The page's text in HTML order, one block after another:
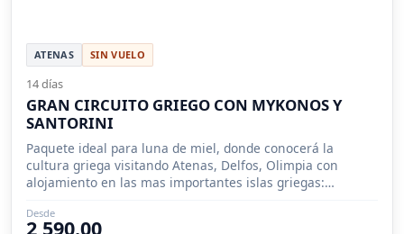
ATENAS SIN VUELO
14 días
GRAN CIRCUITO GRIEGO CON MYKONOS Y
SANTORINI
Paquete ideal para luna de miel, donde conocerá la
cultura griega visitando Atenas, Delfos, Olimpia con
alojamiento en las mas importantes islas griegas:
Desde
2,590.00